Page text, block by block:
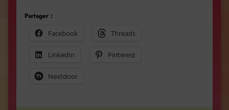
Partager :
Facebook
Threads
LinkedIn Pinterest
Nextdoor